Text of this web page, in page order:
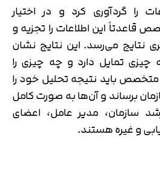
را گردآوری کرد و در اختیار
قاعدتاً این اطلاعات را تجزیه و
نتایج می‌رسد. این نتایج نشان
چیزی تمایل دارد و چه چیزی را
باید نتیجه تحلیل خود را
برساند و آن‌ها به صورت کامل
سازمان، مدیر عامل، اعضای
و غیره هستند.